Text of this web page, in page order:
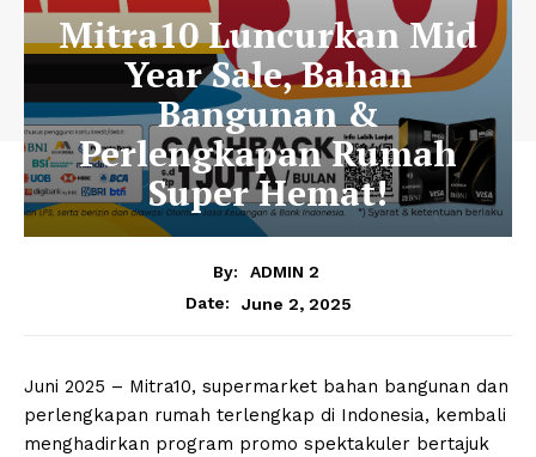
Mitra10 Luncurkan Mid
Year Sale, Bahan
Bangunan &
Perlengkapan Rumah
Super Hemat!
By:
ADMIN 2
Date:
June 2, 2025
Juni 2025 – Mitra10, supermarket bahan bangunan dan
perlengkapan rumah terlengkap di Indonesia, kembali
menghadirkan program promo spektakuler bertajuk